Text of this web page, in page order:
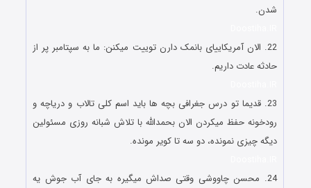
شدن.
22. الان آمریکاییای بانمک دارن توییت میکنن: ما به سپتامبر پر از
حادثه عادت داریم.
23. قدیما تو درس جغرافی بچه ها باید اسم کلی تالاب و دریاچه و
رودخونه حفظ میکردن الان بحمدالله با تلاش شبانه روزی مسئولین
دیگه چیزی نمونده، دو سه تا کویر مونده.
24. محسن چاووشی وقتی صداش میگیره به جای آب جوش یه